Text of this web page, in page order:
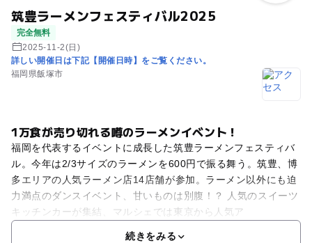
筑豊ラーメンフェスティバル2025
完全無料
2025-11-2(日)
詳しい開催日は下記【開催日時】をご覧ください。
福岡県飯塚市
1万食が売り切れる噂のラーメンイベント！
福岡を代表するイベントに成長した筑豊ラーメンフェスティバ
ル。今年は2/3サイズのラーメンを600円で振る舞う。筑豊、博
多エリアの人気ラーメン店14店舗が参加。ラーメン以外にも迫
力満点のダンスイベント、甘いものは別腹！？ 人気のスイーツ
キッチンカーが集結、マルシェでは東京から人気ア
続きをみる